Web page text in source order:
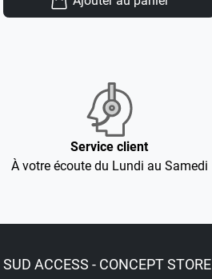
Service client
À votre écoute du Lundi au Samedi
SUD ACCESS - CONCEPT STORE